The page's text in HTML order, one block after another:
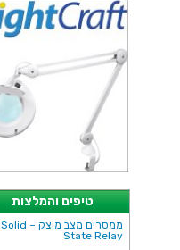
טיפים והמלצות
ממסרים מצב מוצק – Solid
State Relay